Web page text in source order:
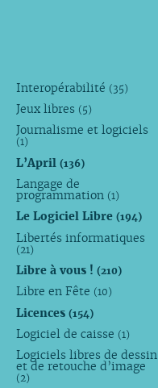
Interopérabilité (35)
Jeux libres (5)
Journalisme et logiciels
(1)
L’April (136)
Langage de
programmation (1)
Le Logiciel Libre (194)
Libertés informatiques
(21)
Libre à vous ! (210)
Libre en Fête (10)
Licences (154)
Logiciel de caisse (1)
Logiciels libres de dessin
et de retouche d’image
(2)